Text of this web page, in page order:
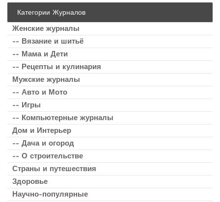
Категории Журналов
Женские журналы
-- Вязание и шитьё
-- Мама и Дети
-- Рецепты и кулинария
Мужские журналы
-- Авто и Мото
-- Игры
-- Компьютерные журналы
Дом и Интерьер
-- Дача и огород
-- О строительстве
Страны и путешествия
Здоровье
Научно-популярные